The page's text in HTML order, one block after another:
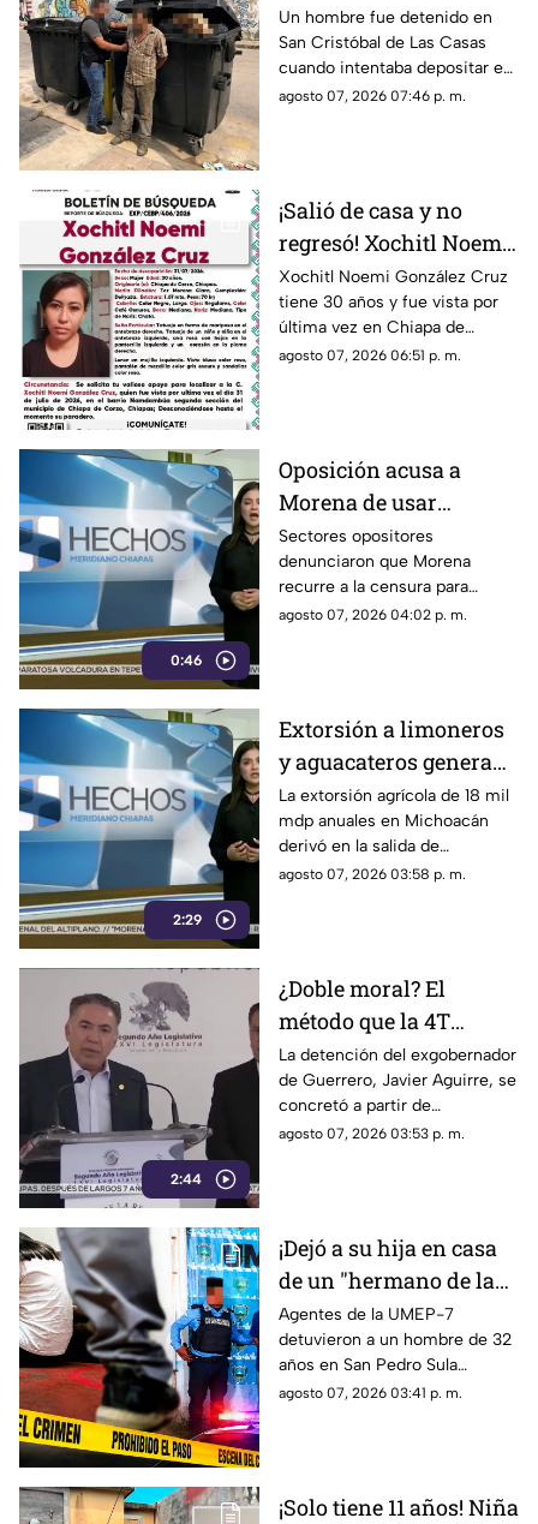
becerro muerto en un
contenedor de basura
en SCLC
Un hombre fue detenido en
San Cristóbal de Las Casas
cuando intentaba depositar en
un contenedor un costal que
agosto 07, 2026 07:46 p. m.
¡Salió de casa y no
regresó! Xochitl Noemi
desapareció en Chiapa
de Corzo
Xochitl Noemi González Cruz
tiene 30 años y fue vista por
última vez en Chiapa de
Corzo, Chiapas.
agosto 07, 2026 06:51 p. m.
0:46
Oposición acusa a
Morena de usar
censura para ocultar
seńalamientos de
narcopolítica
Sectores opositores
denunciaron que Morena
recurre a la censura para
imponer su versión oficial y
agosto 07, 2026 04:02 p. m.
2:29
Extorsión a limoneros
y aguacateros genera
pérdidas de 18 mil mdp
en Michoacán
La extorsión agrícola de 18 mil
mdp anuales en Michoacán
derivó en la salida de
inspectores de EE. UU.,
agosto 07, 2026 03:58 p. m.
2:44
¿Doble moral? El
método que la 4T
desacredita para Rocha
Moya y Enrique
Inzunza fue el que
metió a la cárcel a
La detención del exgobernador
de Guerrero, Javier Aguirre, se
concretó a partir de
declaraciones de testigos
agosto 07, 2026 03:53 p. m.
¡Dejó a su hija en casa
de un "hermano de la
iglesia" para jugar con
otros niños y la niña
terminó 4bus4d4
Agentes de la UMEP-7
detuvieron a un hombre de 32
años en San Pedro Sula
acusado de agredir
agosto 07, 2026 03:41 p. m.
¡Solo tiene 11 años! Niña